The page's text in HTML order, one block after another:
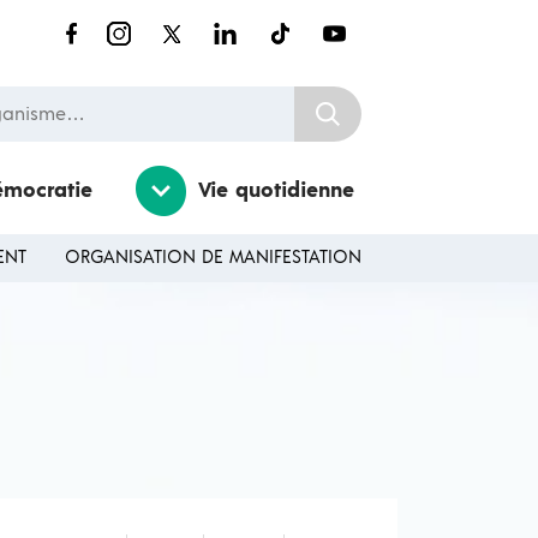
Vie quotidienne
ORGANISATION DE MANIFESTATION